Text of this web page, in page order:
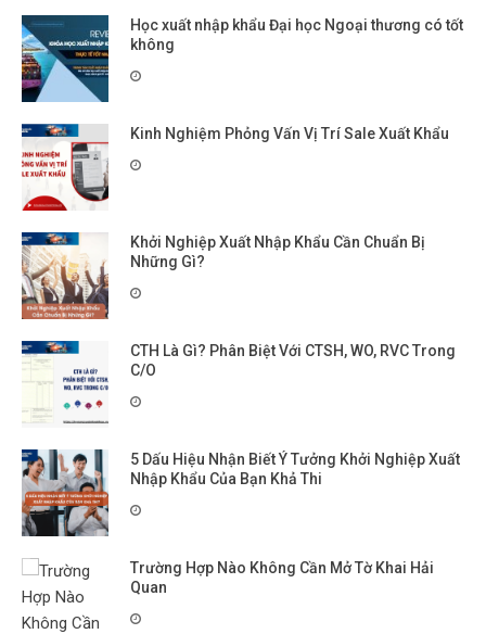
Học xuất nhập khẩu Đại học Ngoại thương có tốt
không
Kinh Nghiệm Phỏng Vấn Vị Trí Sale Xuất Khẩu
Khởi Nghiệp Xuất Nhập Khẩu Cần Chuẩn Bị
Những Gì?
CTH Là Gì? Phân Biệt Với CTSH, WO, RVC Trong
C/O
5 Dấu Hiệu Nhận Biết Ý Tưởng Khởi Nghiệp Xuất
Nhập Khẩu Của Bạn Khả Thi
Trường Hợp Nào Không Cần Mở Tờ Khai Hải
Quan